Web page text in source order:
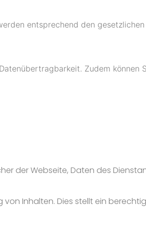
entsprechend den
Zudem können
der Webseite, Daten des
Inhalten. Dies stellt ein